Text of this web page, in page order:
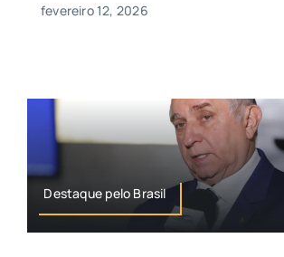
fevereiro 12, 2026
Destaque pelo Brasil